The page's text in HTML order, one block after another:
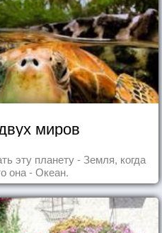
миров
эту планету - Земля, когда
она - Океан.